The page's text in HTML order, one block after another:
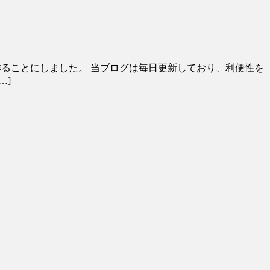
ことにしました。 当ブログは毎日更新しており、利便性を